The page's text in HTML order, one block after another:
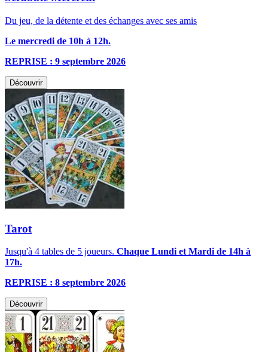
Du jeu, de la détente et des échanges avec ses amis
Le mercredi de 10h à 12h.
REPRISE : 9 septembre 2026
Découvrir
Tarot
Jusqu'à 4 tables de 5 joueurs. Chaque Lundi et Mardi de 14h à
17h.
REPRISE : 8 septembre 2026
Découvrir